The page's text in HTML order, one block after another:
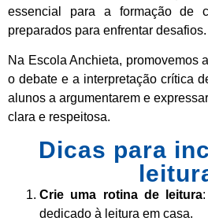
essencial para a formação de
preparados para enfrentar desafios.
Na Escola Anchieta, promovemos
o debate e a interpretação crítica
alunos a argumentarem e
clara e respeitosa.
Dicas para
Crie uma rotina de leitura
dedicado à leitura em casa.